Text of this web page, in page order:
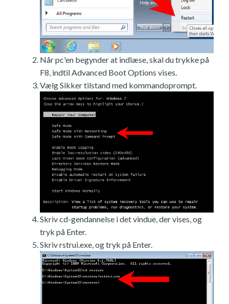
Når pc'en begynder at indlæse, skal du trykke på
F8, indtil Advanced Boot Options vises.
Vælg Sikker tilstand med kommandoprompt.
Skriv cd-gendannelse i det vindue, der vises, og
tryk på Enter.
Skriv rstrui.exe, og tryk på Enter.